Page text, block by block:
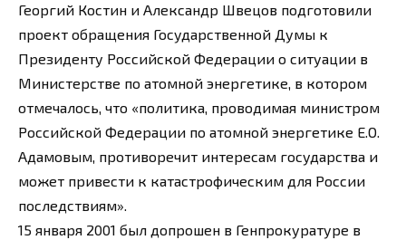
Георгий Костин и Александр Швецов подготовили
проект обращения Государственной Думы к
Президенту Российской Федерации о ситуации в
Министерстве по атомной энергетике, в котором
отмечалось, что «политика, проводимая министром
Российской Федерации по атомной энергетике Е.О.
Адамовым, противоречит интересам государства и
может привести к катастрофическим для России
последствиям».
15 января 2001 был допрошен в Генпрокуратуре в